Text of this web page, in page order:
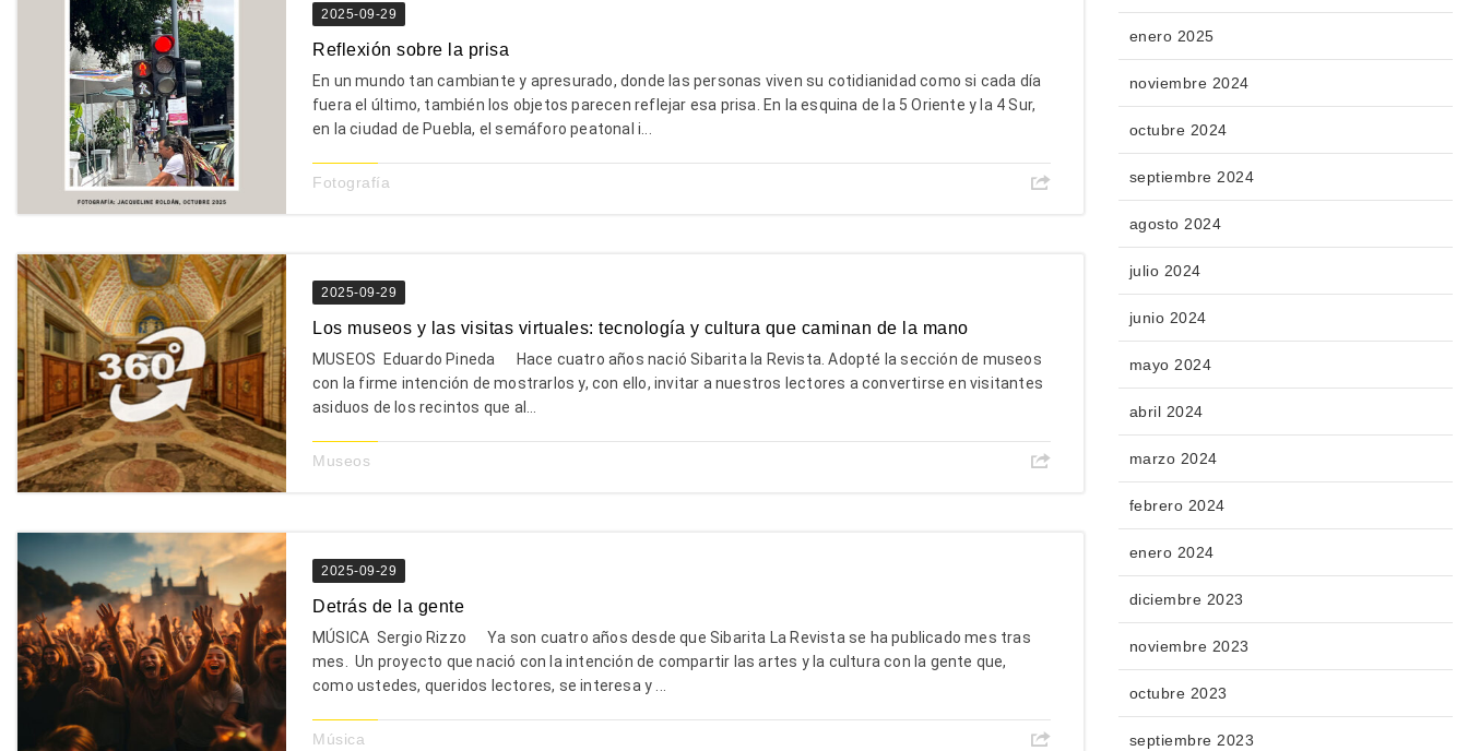
2025-09-29
Reflexión sobre la prisa
En un mundo tan cambiante y apresurado, donde las personas viven su cotidianidad como si cada día
fuera el último, también los objetos parecen reflejar esa prisa. En la esquina de la 5 Oriente y la 4 Sur,
en la ciudad de Puebla, el semáforo peatonal i...
Fotografía
2025-09-29
Los museos y las visitas virtuales: tecnología y cultura que caminan de la mano
MUSEOS Eduardo Pineda Hace cuatro años nació Sibarita la Revista. Adopté la sección de museos
con la firme intención de mostrarlos y, con ello, invitar a nuestros lectores a convertirse en visitantes
asiduos de los recintos que al...
Museos
2025-09-29
Detrás de la gente
MÚSICA Sergio Rizzo Ya son cuatro años desde que Sibarita La Revista se ha publicado mes tras
mes. Un proyecto que nació con la intención de compartir las artes y la cultura con la gente que,
como ustedes, queridos lectores, se interesa y ...
Música
enero 2025
noviembre 2024
octubre 2024
septiembre 2024
agosto 2024
julio 2024
junio 2024
mayo 2024
abril 2024
marzo 2024
febrero 2024
enero 2024
diciembre 2023
noviembre 2023
octubre 2023
septiembre 2023